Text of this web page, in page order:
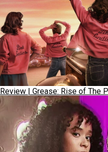
Review | Grease: Rise of The